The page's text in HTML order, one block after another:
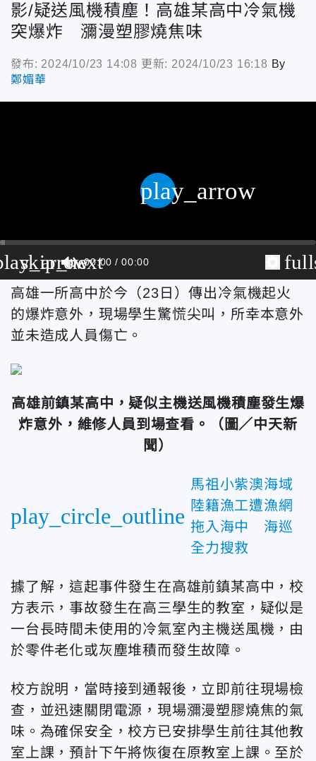
影/疑送風機積塵！高雄某高中冷氣機
突爆炸 瀰漫塑膠燒焦味
發布: 2024/10/23 14:08 更新: 2024/10/23 16:18 By
鄭媚華
skip_next
00:00 00:00
play_arrow
高雄一所高中於今（23日）傳出冷氣機起火
的爆炸意外，現場學生驚慌尖叫，所幸本意外
並未造成人員傷亡。
高雄前鎮某高中，疑似主機送風機積塵發生爆
炸意外，維修人員到場查看。（圖／中天新
聞）
play_circle_outline
馬祖小紫澳海域
陸籍漁工遭漁網
拖入海中 海巡
全力搜救
據了解，這起事件發生在高雄前鎮某高中，校
方表示，事故發生在高三學生的教室，疑似是
一台長時間未使用的冷氣室內主機送風機，由
於零件老化或灰塵堆積而發生故障。
校方說明，當時接到通報後，立即前往現場檢
查，並迅速關閉電源，現場瀰漫塑膠燒焦的氣
味。為確保安全，校方已安排學生前往其他教
室上課，預計下午將恢復在原教室上課。至於